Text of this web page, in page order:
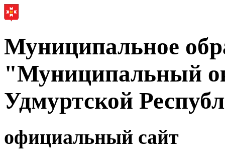
Муниципальное
"Муниципальный
Удмуртской
официальный сайт